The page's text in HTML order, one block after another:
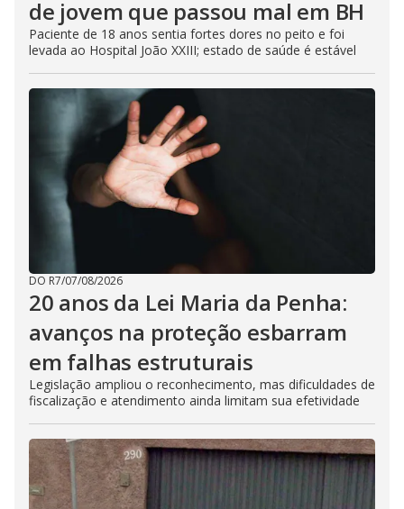
de jovem que passou mal em BH
Paciente de 18 anos sentia fortes dores no peito e foi
levada ao Hospital João XXIII; estado de saúde é estável
DO R7/07/08/2026
20 anos da Lei Maria da Penha:
avanços na proteção esbarram
em falhas estruturais
Legislação ampliou o reconhecimento, mas dificuldades de
fiscalização e atendimento ainda limitam sua efetividade